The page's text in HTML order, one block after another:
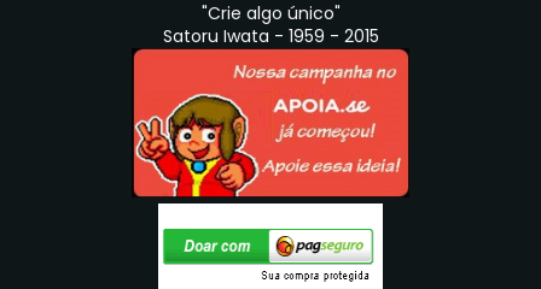
"Crie algo único"
Satoru Iwata - 1959 - 2015